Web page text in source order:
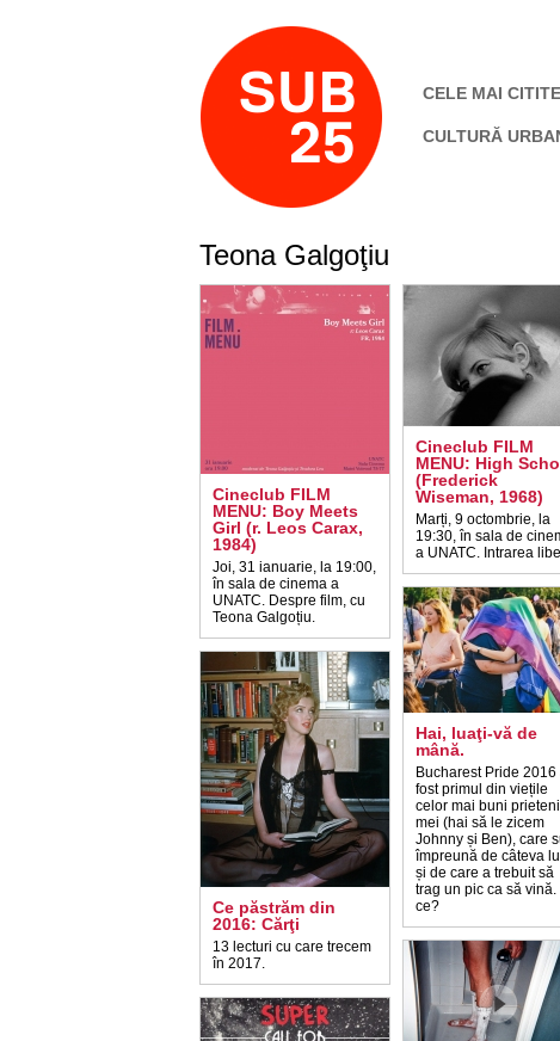
CELE MAI CITITE
CULTURĂ
Teona Galgoţiu
Cineclub FILM
MENU: Boy Meets
Girl (r. Leos Carax,
1984)
Joi, 31 ianuarie, la 19:00,
în sala de cinema a
UNATC. Despre film, cu
Teona Galgoțiu.
Ce păstrăm din
2016: Cărţi
13 lecturi cu care trecem
în 2017.
Cineclub FILM
MENU: High
(Frederick
Wiseman, 1968)
Marți, 9 octombrie, la
19:30, în sala de
a UNATC. Intrarea
Hai, luaţi-vă de
mână.
Bucharest Pride 2016
fost primul din viețile
celor mai buni
mei (hai să le zicem
Johnny și Ben), care
împreună de câteva
și de care a trebuit să
trag un pic ca să vină.
ce?